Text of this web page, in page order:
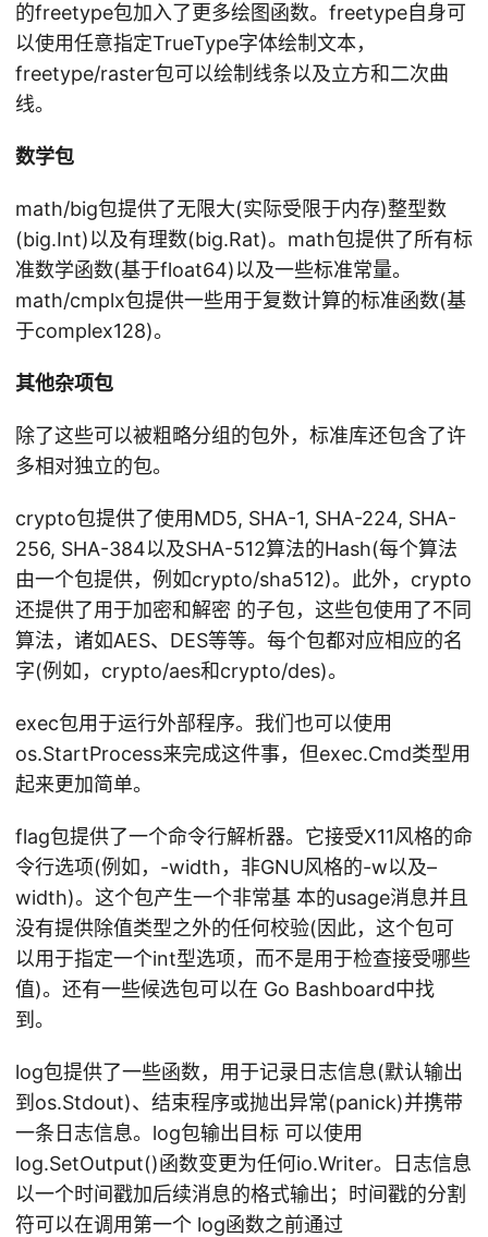
的freetype包加入了更多绘图函数。freetype自身可
以使用任意指定TrueType字体绘制文本，
freetype/raster包可以绘制线条以及立方和二次曲
线。
数学包
math/big包提供了无限大(实际受限于内存)整型数
(big.Int)以及有理数(big.Rat)。math包提供了所有标
准数学函数(基于float64)以及一些标准常量。
math/cmplx包提供一些用于复数计算的标准函数(基
于complex128)。
其他杂项包
除了这些可以被粗略分组的包外，标准库还包含了许
多相对独立的包。
crypto包提供了使用MD5, SHA-1, SHA-224, SHA-
256, SHA-384以及SHA-512算法的Hash(每个算法
由一个包提供，例如crypto/sha512)。此外，crypto
还提供了用于加密和解密 的子包，这些包使用了不同
算法，诸如AES、DES等等。每个包都对应相应的名
字(例如，crypto/aes和crypto/des)。
exec包用于运行外部程序。我们也可以使用
os.StartProcess来完成这件事，但exec.Cmd类型用
起来更加简单。
flag包提供了一个命令行解析器。它接受X11风格的命
令行选项(例如，-width，非GNU风格的-w以及–
width)。这个包产生一个非常基 本的usage消息并且
没有提供除值类型之外的任何校验(因此，这个包可
以用于指定一个int型选项，而不是用于检查接受哪些
值)。还有一些候选包可以在 Go Bashboard中找
到。
log包提供了一些函数，用于记录日志信息(默认输出
到os.Stdout)、结束程序或抛出异常(panick)并携带
一条日志信息。log包输出目标 可以使用
log.SetOutput()函数变更为任何io.Writer。日志信息
以一个时间戳加后续消息的格式输出；时间戳的分割
符可以在调用第一个 log函数之前通过